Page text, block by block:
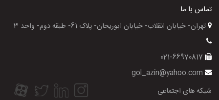
تماس با ما
تهران- خیابان انقلاب- خیابان ابوریحان- پلاک 61- طبقه دوم- واحد 3
شبکه های اجتماعی